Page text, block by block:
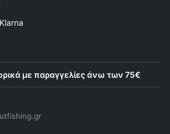
με παραγγελίες άνω των 75€